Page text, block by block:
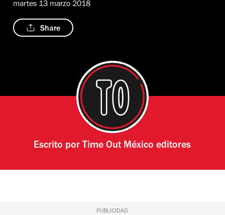
martes 13 marzo 2018
Share
Escrito por Time Out México editores
PUBLICIDAD